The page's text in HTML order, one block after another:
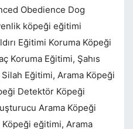
Obedience Dog
köpeği eğitimi
Eğitimi Koruma Köpeği
Koruma Eğitimi, Şahıs
Eğitimi, Arama Köpeği
Detektör Köpeği
Arama Köpeği
eğitimi, Arama